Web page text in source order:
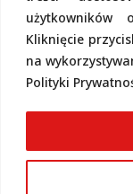
Kliknięcie
na
Polityki
danych
Pełną
pod tym
Polityka
2022